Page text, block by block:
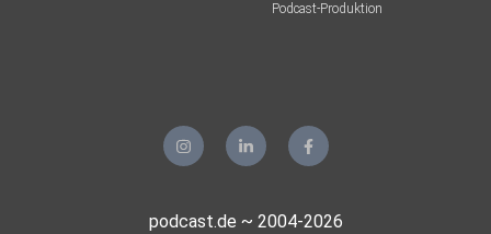
Podcast-Produktion
podcast.de ~ 2004-2026